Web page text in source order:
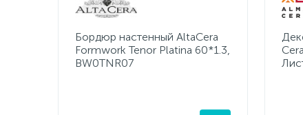
Бордюр настенный AltaCera
Formwork Tenor Platina 60*1.3,
BW0TNR07